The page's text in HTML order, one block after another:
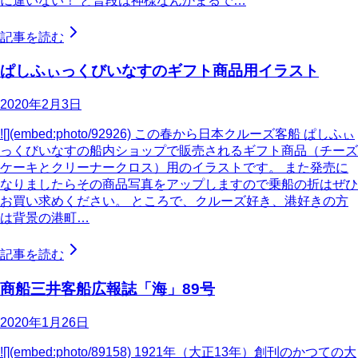
記事を読む
ぱしふぃっくびいなすのギフト商品用イラスト
2020年2月3日
![](embed:photo/92926) この春から日本クルーズ客船 ぱしふぃ
っくびいなすの船内ショップで販売されるギフト商品（チーズ
ケーキとクリーナークロス）用のイラストです。 また発売に
なりましたらその商品写真をアップしますので乗船の折はぜひ
お買い求めください。 ところで、クルーズ好き、港好きの方
は背景の港町…
記事を読む
商船三井客船広報誌「海」89号
2020年1月26日
![](embed:photo/89158) 1921年（大正13年）創刊のかつての大